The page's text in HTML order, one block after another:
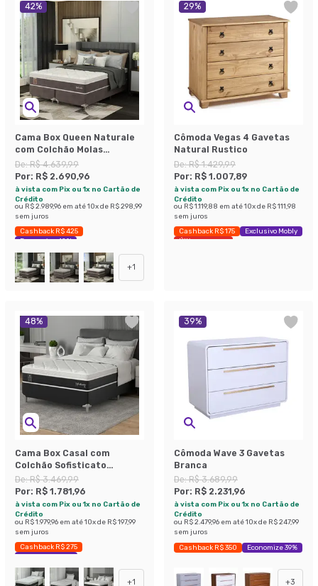
42%
Cama Box Queen Naturale
com Colchão Molas
Ensacadas (67x158x198)
Marrom e Branca
De:R$ 4.639,99
Por: R$ 2.690,96
à vista com Pix ou 1x no Cartão de
Crédito
ou R$ 2.989,96 em até10x de R$ 298,99
sem juros
Cashback R$ 425
Economize 42%
+1
29%
Cômoda Vegas 4 Gavetas
Natural Rustico
De:R$ 1.429,99
Por: R$ 1.007,89
à vista com Pix ou 1x no Cartão de
Crédito
ou R$ 1.119,88 em até10x de R$ 111,98
sem juros
Cashback R$ 175
Exclusivo Mobly
Últimas peças
48%
Cama Box Casal com
Colchão Sofisticato
(65x138x188) Grafite e
Branco
De:R$ 3.469,99
Por: R$ 1.781,96
à vista com Pix ou 1x no Cartão de
Crédito
ou R$ 1.979,96 em até10x de R$ 197,99
sem juros
Cashback R$ 275
Economize 48%
+1
39%
Cômoda Wave 3 Gavetas
Branca
De:R$ 3.689,99
Por: R$ 2.231,96
à vista com Pix ou 1x no Cartão de
Crédito
ou R$ 2.479,96 em até10x de R$ 247,99
sem juros
Cashback R$ 350 Economize 39%
+3